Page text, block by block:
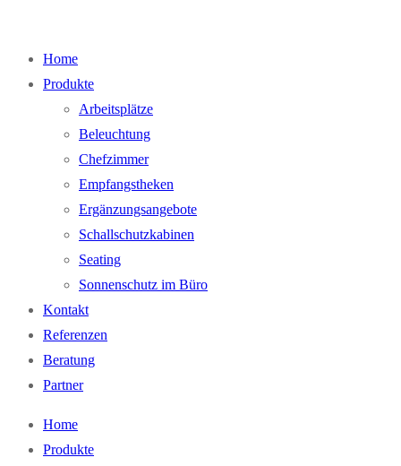
Home
Produkte
Arbeitsplätze
Beleuchtung
Chefzimmer
Empfangstheken
Ergänzungsangebote
Schallschutzkabinen
Seating
Sonnenschutz im Büro
Kontakt
Referenzen
Beratung
Partner
Home
Produkte